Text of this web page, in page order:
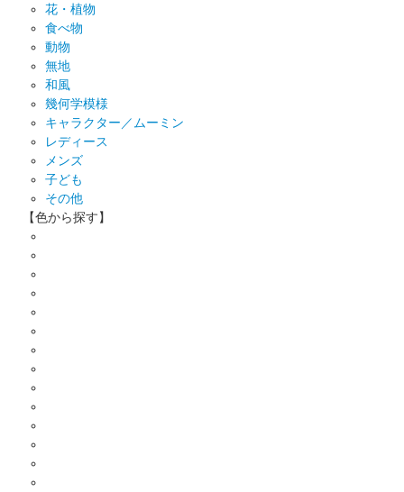
花・植物
食べ物
動物
無地
和風
幾何学模様
キャラクター／ムーミン
レディース
メンズ
子ども
その他
【色から探す】